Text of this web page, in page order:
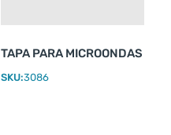
TAPA PARA MICROONDAS
SKU:3086